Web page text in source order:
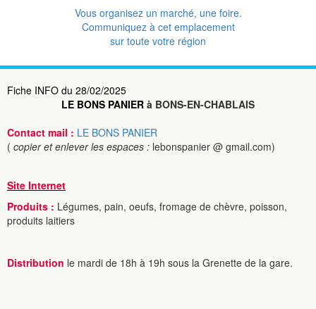
Vous organisez un marché, une foire.
Communiquez à cet emplacement
sur toute votre région
Fiche INFO du 28/02/2025
LE BONS PANIER à BONS-EN-CHABLAIS
Contact mail : LE BONS PANIER
( copier et enlever les espaces : lebonspanier @ gmail.com)
Site Internet
Produits : Légumes, pain, oeufs, fromage de chèvre, poisson,
produits laitiers
Distribution le mardi de 18h à 19h sous la Grenette de la gare.